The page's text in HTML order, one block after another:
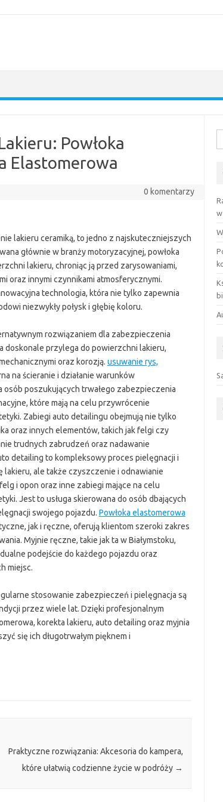
Powłoka
Elastomerowa
0 komentarzy
lakieru ceramiką, to jedno z najskuteczniejszych
głównie w branży motoryzacyjnej, powłoka
lakieru, chroniąc ją przed zarysowaniami,
oraz innymi czynnikami atmosferycznymi.
technologia, która nie tylko zapewnia
niezwykły połysk i głębię koloru.
rozwiązaniem dla zabezpieczenia
doskonale przylega do powierzchni lakieru,
oraz korozją. usuwanie rys,
na ścieranie i działanie warunków
osób poszukujących trwałego zabezpieczenia
które mają na celu przywrócenie
Zabiegi auto detailingu obejmują nie tylko
oraz innych elementów, takich jak felgi czy
trudnych zabrudzeń oraz nadawanie
detailing to kompleksowy proces pielęgnacji i
ale także czyszczenie i odnawianie
i opon oraz inne zabiegi mające na celu
Jest to usługa skierowana do osób dbających
swojego pojazdu. Powłoka elastomerowa
jak i ręczne, oferują klientom szeroki zakres
Myjnie ręczne, takie jak ta w Białymstoku,
podejście do każdego pojazdu oraz
miejsc.
stosowanie zabezpieczeń i pielęgnacja są
przez wiele lat. Dzięki profesjonalnym
korekta lakieru, auto detailing oraz myjnia
się ich długotrwałym pięknem i
Praktyczne rozwiązania: Akcesoria do kampera,
które ułatwią codzienne życie w podróży →